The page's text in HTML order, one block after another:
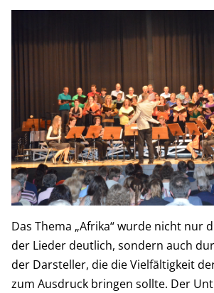
Das Thema „Afrika“ wurde nicht nur
der Lieder deutlich, sondern auch
der Darsteller, die die Vielfältigkeit
zum Ausdruck bringen sollte. Der